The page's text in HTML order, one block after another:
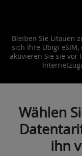
Bleiben Sie Litauen
sich Ihre Ubigi
aktivieren Sie sie vor
Wählen
ihn